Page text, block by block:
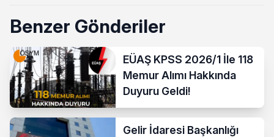
Benzer Gönderiler
EÜAŞ KPSS 2026/1 İle 118
Memur Alımı Hakkında
Duyuru Geldi!
Gelir İdaresi Başkanlığı